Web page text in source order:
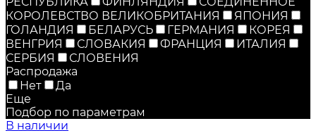
КОРОЛЕВСТВО ВЕЛИКОБРИТАНИЯ
ЯПОНИЯ
ГОЛАНДИЯ
БЕЛАРУСЬ ГЕРМАНИЯ
КОРЕЯ
ВЕНГРИЯ
СЛОВАКИЯ ФРАНЦИЯ
ИТАЛИЯ
СЕРБИЯ
СЛОВЕНИЯ
Распродажа
Нет
Да
Еще
Подбор по параметрам
В наличии